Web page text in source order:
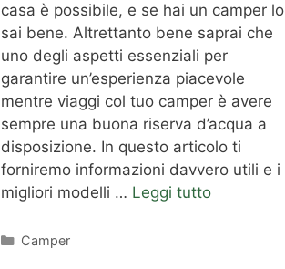
casa è possibile, e se hai un camper lo
sai bene. Altrettanto bene saprai che
uno degli aspetti essenziali per
garantire un’esperienza piacevole
mentre viaggi col tuo camper è avere
sempre una buona riserva d’acqua a
disposizione. In questo articolo ti
forniremo informazioni davvero utili e i
migliori modelli … Leggi tutto
Categorie
Camper